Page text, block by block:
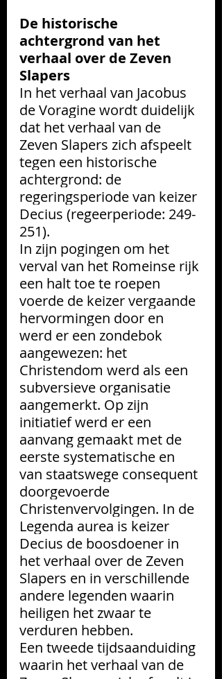
De historische
achtergrond van het
verhaal over de Zeven
Slapers
In het verhaal van Jacobus
de Voragine wordt duidelijk
dat het verhaal van de
Zeven Slapers zich afspeelt
tegen een historische
achtergrond: de
regeringsperiode van keizer
Decius (regeerperiode: 249-
251).
In zijn pogingen om het
verval van het Romeinse rijk
een halt toe te roepen
voerde de keizer vergaande
hervormingen door en
werd er een zondebok
aangewezen: het
Christendom werd als een
subversieve organisatie
aangemerkt. Op zijn
initiatief werd er een
aanvang gemaakt met de
eerste systematische en
van staatswege consequent
doorgevoerde
Christenvervolgingen. In de
Legenda aurea is keizer
Decius de boosdoener in
het verhaal over de Zeven
Slapers en in verschillende
andere legenden waarin
heiligen het zwaar te
verduren hebben.
Een tweede tijdsaanduiding
waarin het verhaal van de